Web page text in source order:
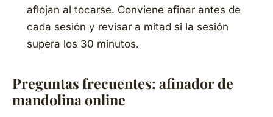
aflojan al tocarse. Conviene afinar antes de
cada sesión y revisar a mitad si la sesión
supera los 30 minutos.
Preguntas frecuentes: afinador de
mandolina online